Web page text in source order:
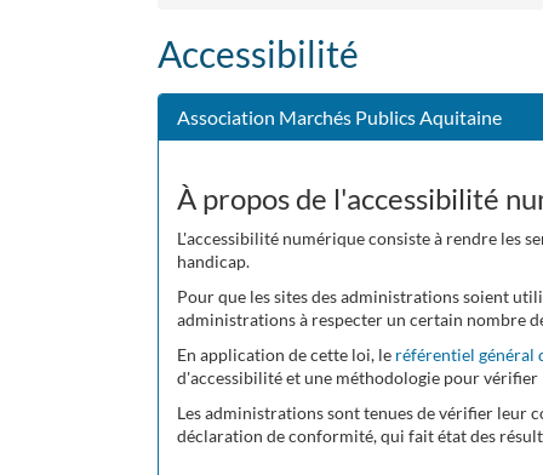
Accessibilité
Association Marchés Publics Aquitaine
À propos de l'accessibilité
L'accessibilité numérique consiste à rendre les
handicap.
Pour que les sites des administrations soient
administrations à respecter un certain nombre
En application de cette loi, le référentiel général
d'accessibilité et une méthodologie pour
Les administrations sont tenues de vérifier leur
déclaration de conformité, qui fait état des